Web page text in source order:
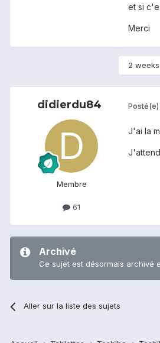
et si
Merci
2 weeks
didierdu84
Membre
61
Posté(e)
J'ai la
Archivé
Ce sujet est désormais archivé
Aller sur la liste des sujets